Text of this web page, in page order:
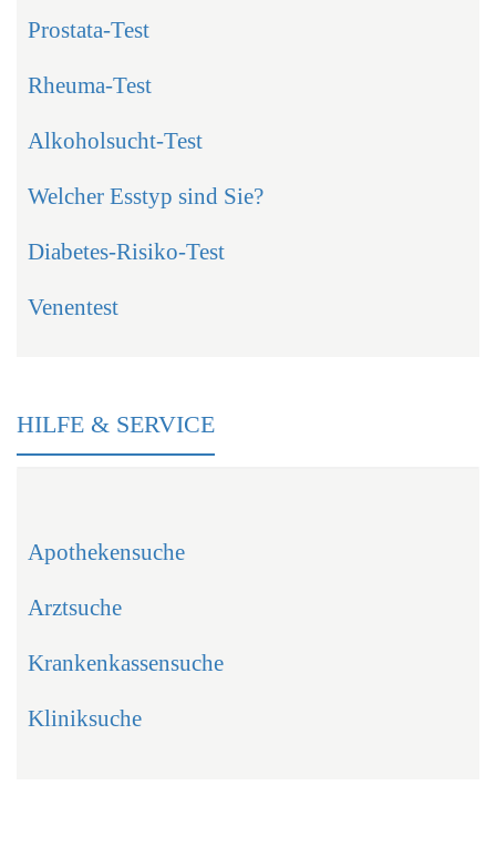
Prostata-Test
Rheuma-Test
Alkoholsucht-Test
Welcher Esstyp sind Sie?
Diabetes-Risiko-Test
Venentest
HILFE & SERVICE
Apothekensuche
Arztsuche
Krankenkassensuche
Kliniksuche